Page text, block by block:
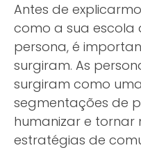
Antes de
como a sua escola
persona, é
surgiram. As
surgiram como
segmentações de
humanizar e tornar
estratégias de